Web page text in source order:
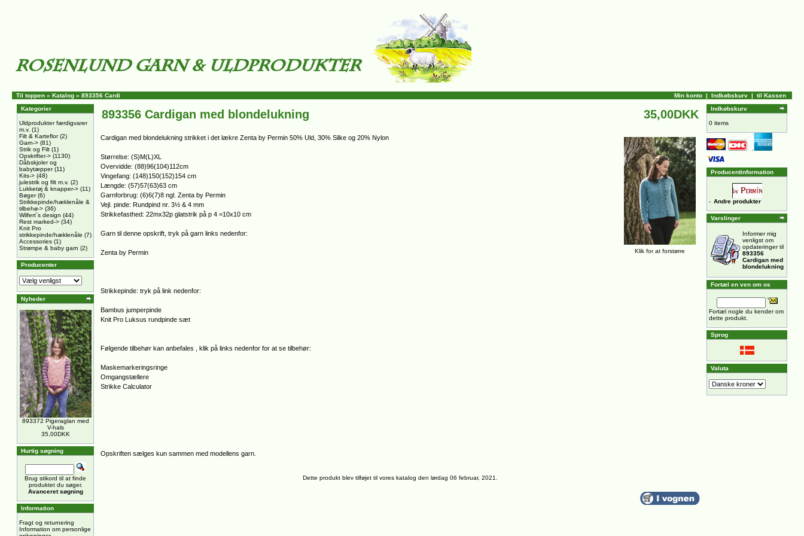
Til toppen » Katalog » 893356 Cardi Min konto | Indkøbskurv | til Kassen
Kategorier
Uldprodukter færdigvarer
m.v. (1)
Filt & Karteflor(2)
Garn-> (81)
Strik og Filt (1)
Opskrifter-> (1130)
Dåbskjoler og
babytæpper(11)
Kits-> (48)
julestrik og filt m.v. (2)
Lukketøj & knapper-> (11)
Bøger(6)
Strikkepinde/hæklenåle &
tilbehø-> (36)
Wilfert´s design (44)
Rest marked-> (34)
Knit Pro
strikkepinde/hæklenåle (7)
Accessories (1)
Strømpe & baby garn (2)
Producenter
Nyheder
893372 Pigeraglan med
V-hals
35,00DKK
Hurtig søgning
Brug stikord til at finde
produktet du søger.
Avanceret søgning
Information
Fragt og returnering
Information om personlige
893356 Cardigan med blondelukning 35,00DKK
Klik for at forstørre
Cardigan med blondelukning strikket i det lækre Zenta by Permin 50% Uld, 30% Silke og 20% Nylon
Størrelse: (S)M(L)XL
Overvidde: (88)96(104)112cm
Vingefang: (148)150(152)154 cm
Længde: (57)57(63)63 cm
Garnforbrug: (6)6(7)8 ngl. Zenta by Permin
Vejl. pinde: Rundpind nr. 3½ & 4 mm
Strikkefasthed: 22mx32p glatstrik på p 4 =10x10 cm
Garn til denne opskrift, tryk på garn links nedenfor:
Zenta by Permin
Strikkepinde: tryk på link nedenfor:
Bambus jumperpinde
Knit Pro Luksus rundpinde sæt
Følgende tilbehør kan anbefales , klik på links nedenfor for at se tilbehør:
Maskemarkeringsringe
Omgangstællere
Strikke Calculator
Opskriften sælges kun sammen med modellens garn.
Dette produkt blev tilføjet til vores katalog den lørdag 06 februar, 2021.
Indkøbskurv
0 items
Producentinformation
- Andre produkter
Varslinger
Informer mig
venligst om
opdateringer til
893356
Cardigan med
blondelukning
Fortæl en ven om os
Fortæl nogle du kender om
dette produkt.
Sprog
Valuta